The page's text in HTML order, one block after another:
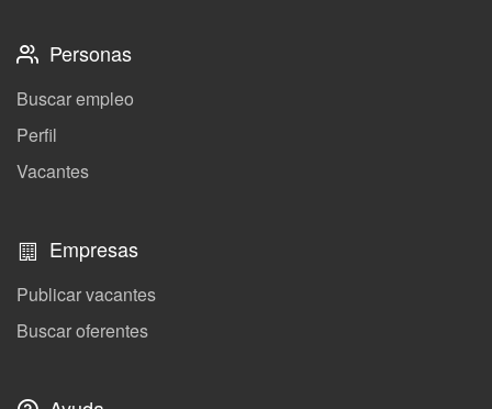
Personas
Buscar empleo
Perfil
Vacantes
Empresas
Publicar vacantes
Buscar oferentes